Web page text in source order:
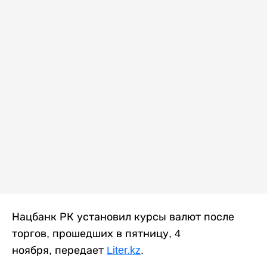
Нацбанк РК установил курсы валют после
торгов, прошедших в пятницу, 4
ноября, передает Liter.kz.